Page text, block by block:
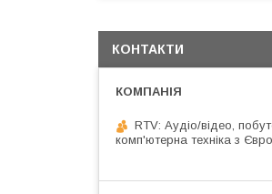
КОНТАКТИ
RTV: Аудіо/відео,
комп'ютерна техніка з